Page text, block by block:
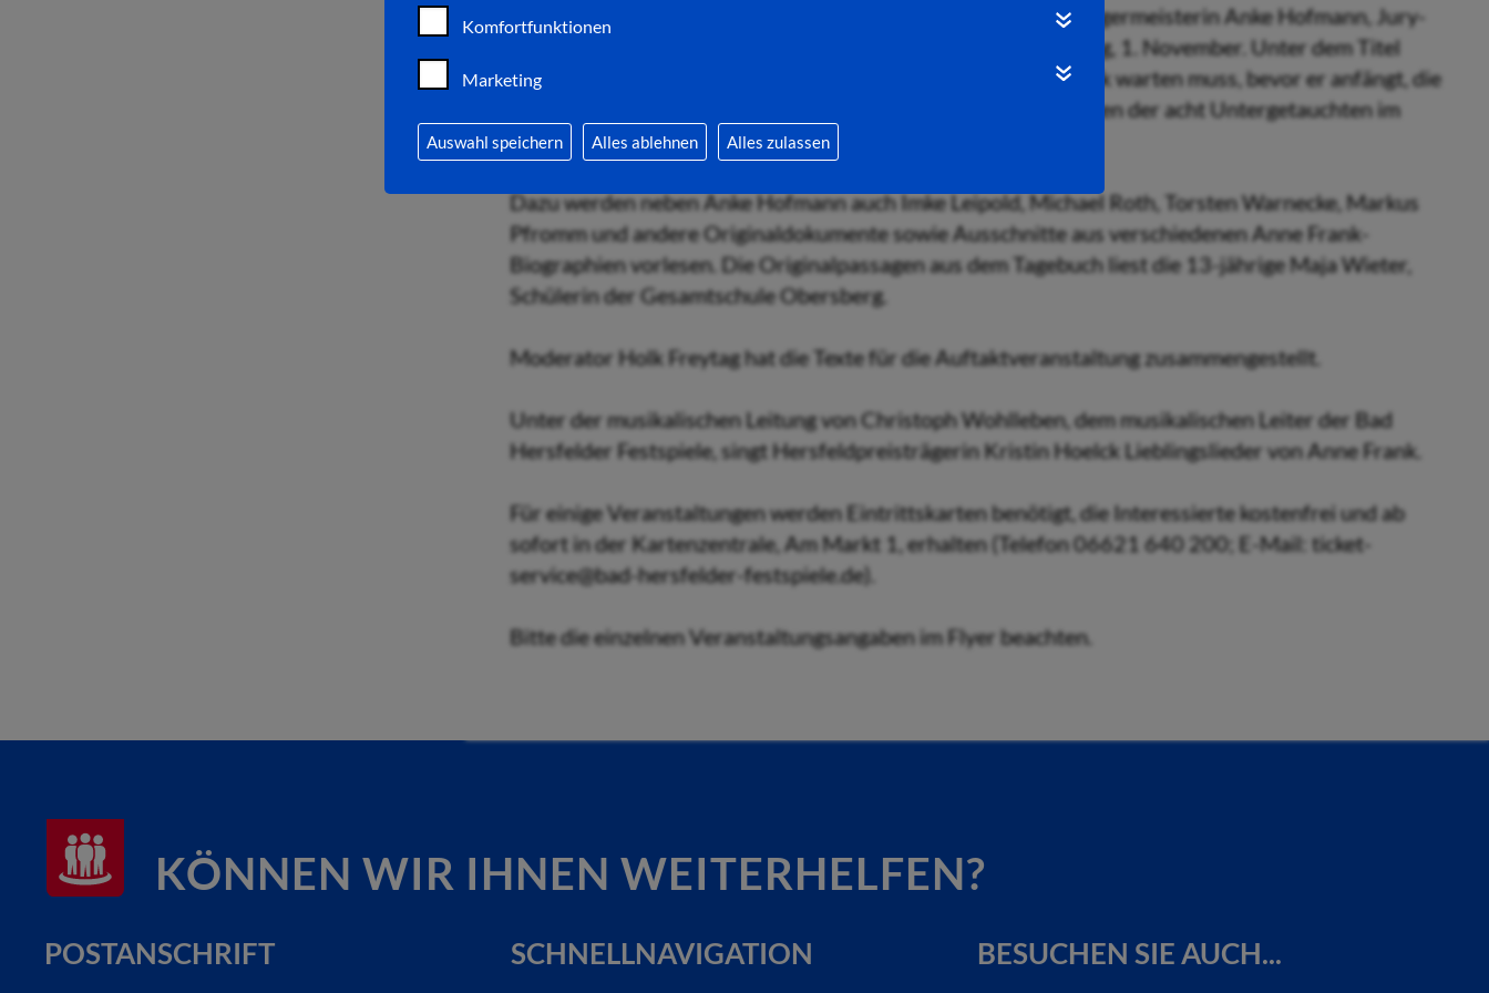
Komfortfunktionen
Marketing
Auswahl speichern Alles ablehnen Alles zulassen
Den Auftakt zum dreiwöchigen Aktionszeitraum gestalten Bürgermeisterin Anke Hofmann, Jury-
Vorsitzender Dr. Thomas Handke und Holk Freytag am Samstag, 1. November. Unter dem Titel
„Wie wunderbar ist es, dass niemand auch nur einen Augenblick warten muss, bevor er anfängt, die
Welt zu verbessern“ informiert die Veranstaltung über das Leben der acht Untergetauchten im
Amsterdamer „Achterhuis“.
Dazu werden neben Anke Hofmann auch Imke Leipold, Michael Roth, Torsten Warnecke, Markus
Pfromm und andere Originaldokumente sowie Ausschnitte aus verschiedenen Anne Frank-
Biographien vorlesen. Die Originalpassagen aus dem Tagebuch liest die 13-jährige Maja Wieter,
Schülerin der Gesamtschule Obersberg.
Moderator Holk Freytag hat die Texte für die Auftaktveranstaltung zusammengestellt.
Unter der musikalischen Leitung von Christoph Wohlleben, dem musikalischen Leiter der Bad
Hersfelder Festspiele, singt Hersfeldpreisträgerin Kristin Hoelck Lieblingslieder von Anne Frank.
Für einige Veranstaltungen werden Eintrittskarten benötigt, die Interessierte kostenfrei und ab
sofort in der Kartenzentrale, Am Markt 1, erhalten (Telefon 06621 640 200; E-Mail: ticket-
service@bad-hersfelder-festspiele.de).
Bitte die einzelnen Veranstaltungsangaben im Flyer beachten.
KÖNNEN WIR IHNEN WEITERHELFEN?
POSTANSCHRIFT SCHNELLNAVIGATION BESUCHEN SIE AUCH...